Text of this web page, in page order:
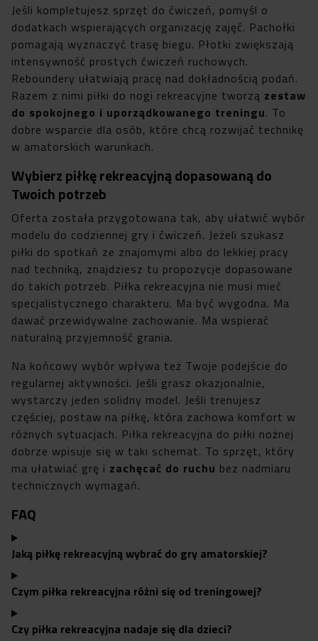
Jeśli kompletujesz sprzęt do ćwiczeń, pomyśl o
dodatkach wspierających organizację zajęć. Pachołki
pomagają wyznaczyć trasę biegu. Płotki zwiększają
intensywność prostych ćwiczeń ruchowych.
Reboundery ułatwiają pracę nad dokładnością podań.
Razem z nimi piłki do nogi rekreacyjne tworzą zestaw
do spokojnego i uporządkowanego treningu. To
dobre wsparcie dla osób, które chcą rozwijać technikę
w amatorskich warunkach.
Wybierz piłkę rekreacyjną dopasowaną do
Twoich potrzeb
Oferta została przygotowana tak, aby ułatwić wybór
modelu do codziennej gry i ćwiczeń. Jeżeli szukasz
piłki do spotkań ze znajomymi albo do lekkiej pracy
nad techniką, znajdziesz tu propozycje dopasowane
do takich potrzeb. Piłka rekreacyjna nie musi mieć
specjalistycznego charakteru. Ma być wygodna. Ma
dawać przewidywalne zachowanie. Ma wspierać
naturalną przyjemność grania.
Na końcowy wybór wpływa też Twoje podejście do
regularnej aktywności. Jeśli grasz okazjonalnie,
wystarczy jeden solidny model. Jeśli trenujesz
częściej, postaw na piłkę, która zachowa komfort w
różnych sytuacjach. Piłka rekreacyjna do piłki nożnej
dobrze wpisuje się w taki schemat. To sprzęt, który
ma ułatwiać grę i zachęcać do ruchu bez nadmiaru
technicznych wymagań.
FAQ
Jaką piłkę rekreacyjną wybrać do gry amatorskiej?
Czym piłka rekreacyjna różni się od treningowej?
Czy piłka rekreacyjna nadaje się dla dzieci?